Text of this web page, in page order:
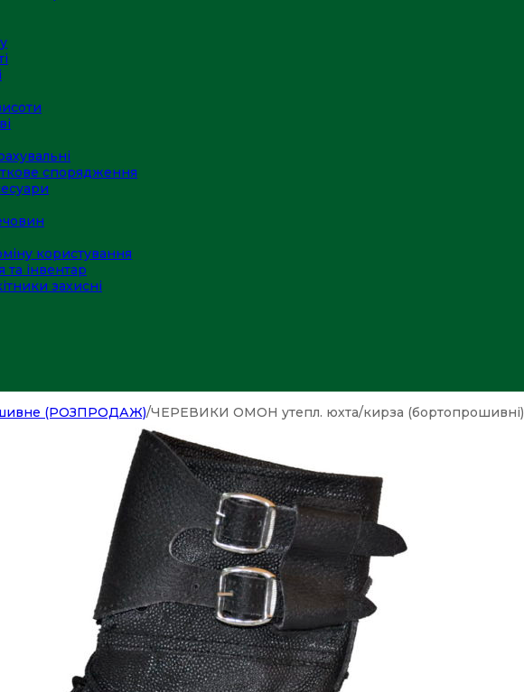
спорядження
користування
інвентар
захисні
(РОЗПРОДАЖ)/ЧЕРЕВИКИ ОМОН утепл. юхта/кирза (бортопрошивні)